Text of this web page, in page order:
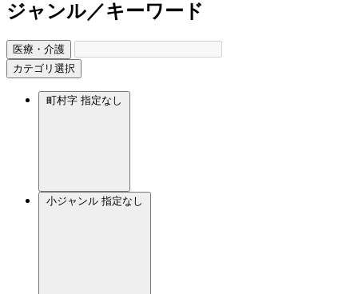
ジャンル／キーワード
医療・介護
カテゴリ選択
町村字 指定なし
小ジャンル 指定なし